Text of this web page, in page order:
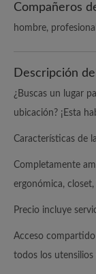
Compañeros
hombre,
Descripción
¿Buscas un lugar
ubicación? ¡Esta
Características de
Completamente
ergonómica,
Precio incluye
Acceso
todos los